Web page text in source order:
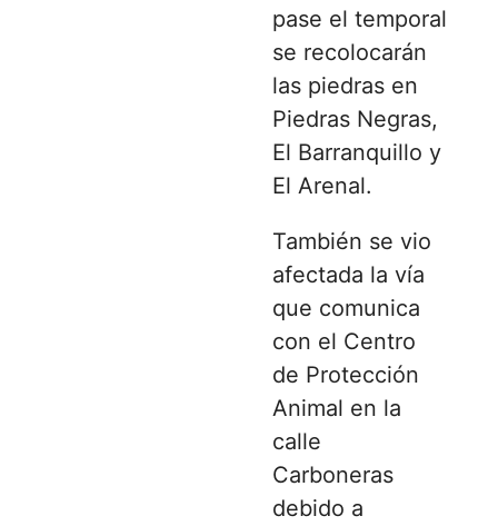
pase el temporal
se recolocarán
las piedras en
Piedras Negras,
El Barranquillo y
El Arenal.
También se vio
afectada la vía
que comunica
con el Centro
de Protección
Animal en la
calle
Carboneras
debido a